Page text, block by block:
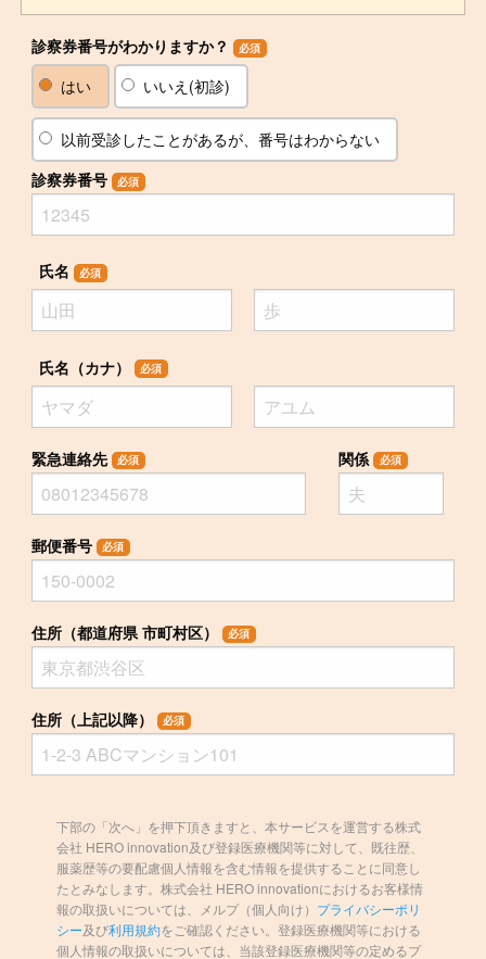
診察券番号がわかりますか？ 必須
はい いいえ(初診)
以前受診したことがあるが、番号はわからない
診察券番号
必須
氏名 必須
氏名（カナ） 必須
緊急連絡先 必須 関係 必須
郵便番号 必須
住所（都道府県 市町村区） 必須
住所（上記以降） 必須
下部の「次へ」を押下頂きますと、本サービスを運営する株式
会社 HERO innovation及び登録医療機関等に対して、既往歴、
服薬歴等の要配慮個人情報を含む情報を提供することに同意し
たとみなします。株式会社 HERO innovationにおけるお客様情
報の取扱いについては、メルプ（個人向け） プライバシーポリ
シー及び利用規約をご確認ください。登録医療機関等における
個人情報の取扱いについては、当該登録医療機関等の定めるプ